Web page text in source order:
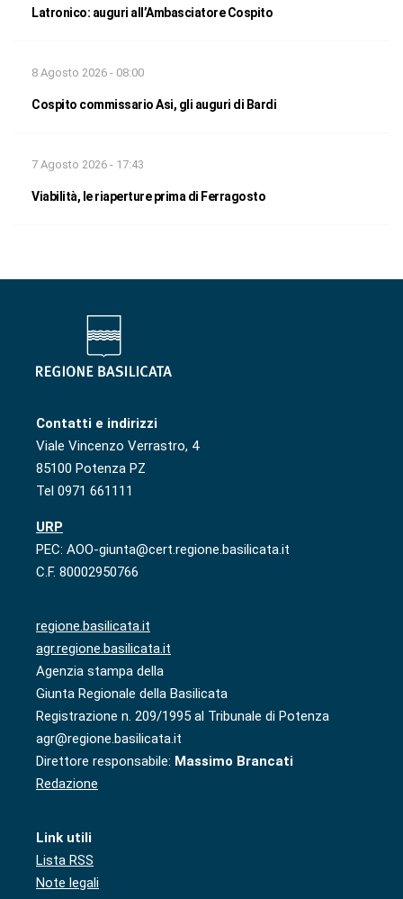
Latronico: auguri all’Ambasciatore Cospito
8 Agosto 2026 - 08:00
Cospito commissario Asi, gli auguri di Bardi
7 Agosto 2026 - 17:43
Viabilità, le riaperture prima di Ferragosto
Contatti e indirizzi
Viale Vincenzo Verrastro, 4
85100 Potenza PZ
Tel 0971 661111
URP
PEC: AOO-giunta@cert.regione.basilicata.it
C.F. 80002950766
regione.basilicata.it
agr.regione.basilicata.it
Agenzia stampa della
Giunta Regionale della Basilicata
Registrazione n. 209/1995 al Tribunale di Potenza
agr@regione.basilicata.it
Direttore responsabile: Massimo Brancati
Redazione
Link utili
Lista RSS
Note legali